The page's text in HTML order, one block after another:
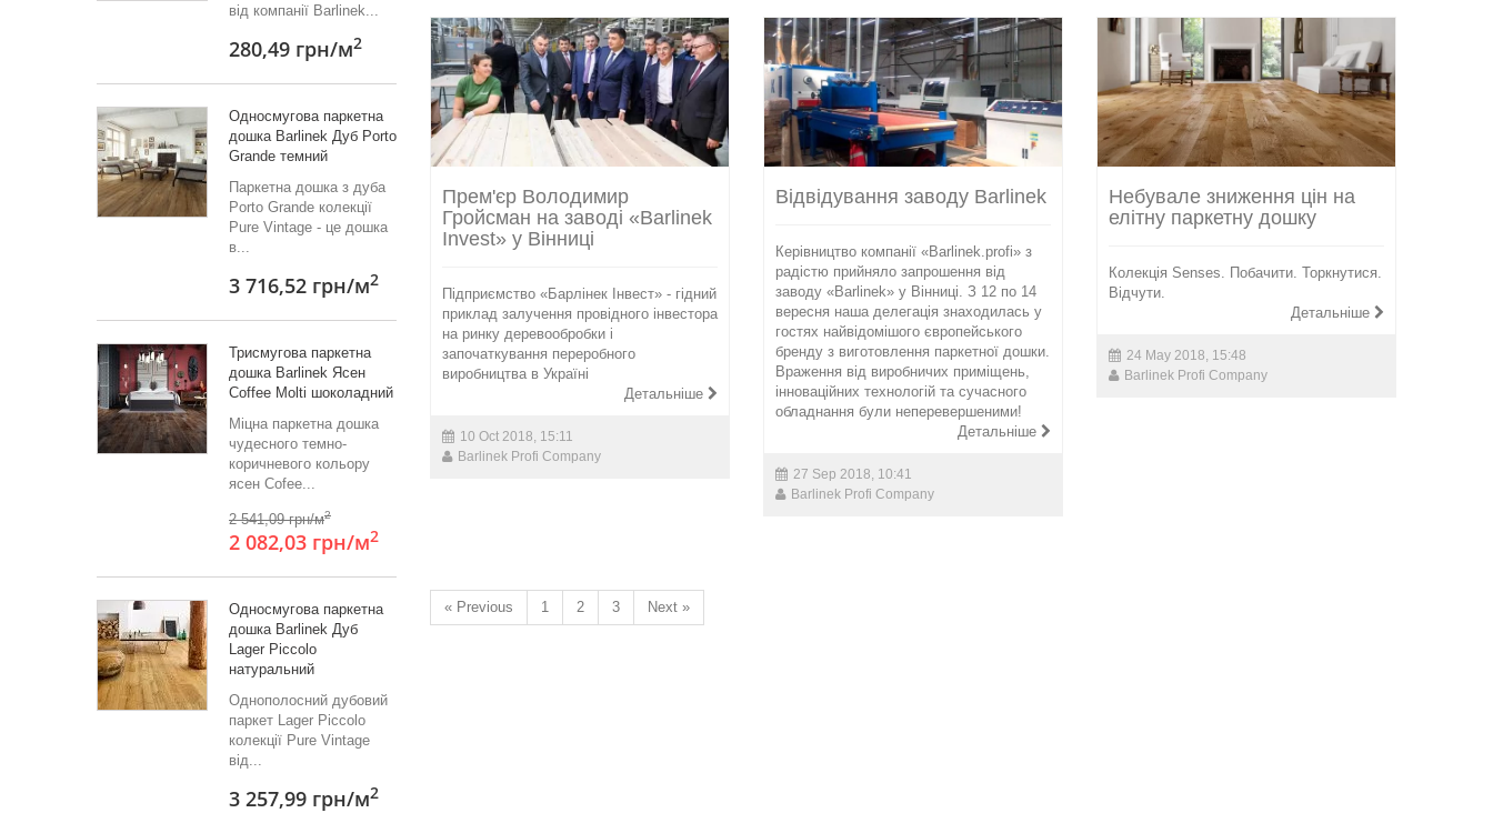
від компанії Barlinek...
280,49 грн/м2
Односмугова паркетна
дошка Barlinek Дуб Porto
Grande темний
Паркетна дошка з дуба
Porto Grande колекції
Pure Vintage - це дошка
в...
3 716,52 грн/м2
Триcмугова паркетна
дошка Barlinek Ясен
Coffee Molti шоколадний
Міцна паркетна дошка
чудесного темно-
коричневого кольору
ясен Cofee...
2 541,09 грн/м2
2 082,03 грн/м2
Односмугова паркетна
дошка Barlinek Дуб
Lager Piccolo
натуральний
Однополосний дубовий
паркет Lager Piccolo
колекції Pure Vintage
від...
3 257,99 грн/м2
Прем'єр Володимир
Гройсман на заводі «Barlinek
Invest» у Вінниці
Підприємство «Барлінек Інвест» - гідний
приклад залучення провідного інвестора
на ринку деревообробки і
започаткування переробного
виробництва в Україні
Детальніше
10 Oct 2018, 15:11
Barlinek Profi Company
Відвідування заводу Barlinek
Керівництво компанії «Barlinek.profi» з
радістю прийняло запрошення від
заводу «Barlinek» у Вінниці. З 12 по 14
вересня наша делегація знаходилась у
гостях найвідомішого європейського
бренду з виготовлення паркетної дошки.
Враження від виробничих приміщень,
інноваційних технологій та сучасного
обладнання були неперевершеними!
Детальніше
27 Sep 2018, 10:41
Barlinek Profi Company
Небувале зниження цін на
елітну паркетну дошку
Колекція Senses. Побачити. Торкнутися.
Відчути.
Детальніше
24 May 2018, 15:48
Barlinek Profi Company
« Previous 1 2 3 Next »